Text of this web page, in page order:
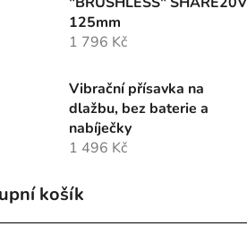
125mm
1 796 Kč
Vibrační přísavka na
dlažbu, bez baterie a
nabíječky
1 496 Kč
košík